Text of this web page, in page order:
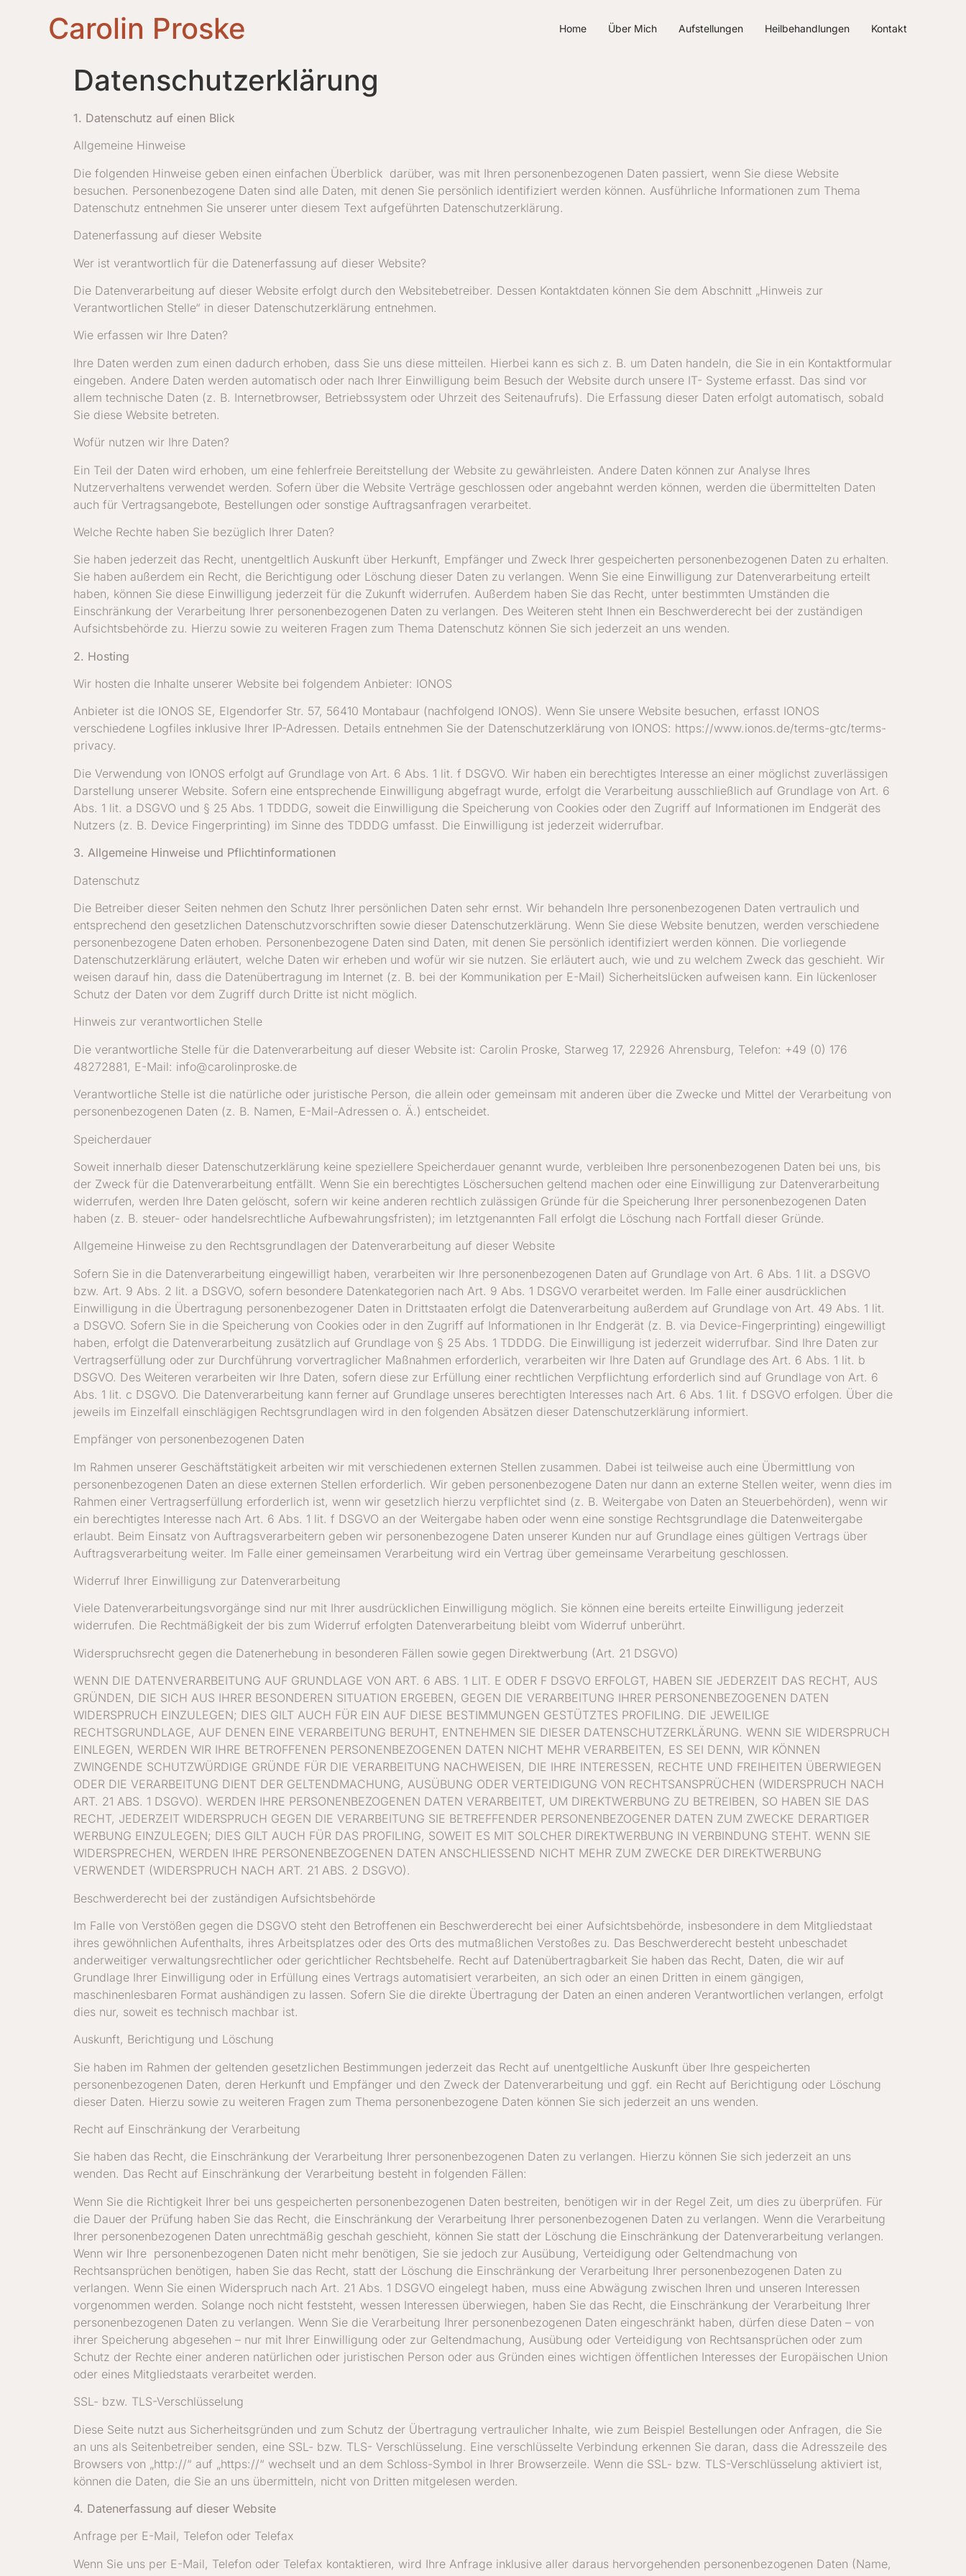
Carolin Proske Home Über Mich Aufstellungen Heilbehandlungen Kontakt
Datenschutzerklärung
1. Datenschutz auf einen Blick
Allgemeine Hinweise
Die folgenden Hinweise geben einen einfachen Überblick darüber, was mit Ihren personenbezogenen Daten passiert, wenn Sie diese Website
besuchen. Personenbezogene Daten sind alle Daten, mit denen Sie persönlich identifiziert werden können. Ausführliche Informationen zum Thema
Datenschutz entnehmen Sie unserer unter diesem Text aufgeführten Datenschutzerklärung.
Datenerfassung auf dieser Website
Wer ist verantwortlich für die Datenerfassung auf dieser Website?
Die Datenverarbeitung auf dieser Website erfolgt durch den Websitebetreiber. Dessen Kontaktdaten können Sie dem Abschnitt „Hinweis zur
Verantwortlichen Stelle“ in dieser Datenschutzerklärung entnehmen.
Wie erfassen wir Ihre Daten?
Ihre Daten werden zum einen dadurch erhoben, dass Sie uns diese mitteilen. Hierbei kann es sich z. B. um Daten handeln, die Sie in ein Kontaktformular
eingeben. Andere Daten werden automatisch oder nach Ihrer Einwilligung beim Besuch der Website durch unsere IT- Systeme erfasst. Das sind vor
allem technische Daten (z. B. Internetbrowser, Betriebssystem oder Uhrzeit des Seitenaufrufs). Die Erfassung dieser Daten erfolgt automatisch, sobald
Sie diese Website betreten.
Wofür nutzen wir Ihre Daten?
Ein Teil der Daten wird erhoben, um eine fehlerfreie Bereitstellung der Website zu gewährleisten. Andere Daten können zur Analyse Ihres
Nutzerverhaltens verwendet werden. Sofern über die Website Verträge geschlossen oder angebahnt werden können, werden die übermittelten Daten
auch für Vertragsangebote, Bestellungen oder sonstige Auftragsanfragen verarbeitet.
Welche Rechte haben Sie bezüglich Ihrer Daten?
Sie haben jederzeit das Recht, unentgeltlich Auskunft über Herkunft, Empfänger und Zweck Ihrer gespeicherten personenbezogenen Daten zu erhalten.
Sie haben außerdem ein Recht, die Berichtigung oder Löschung dieser Daten zu verlangen. Wenn Sie eine Einwilligung zur Datenverarbeitung erteilt
haben, können Sie diese Einwilligung jederzeit für die Zukunft widerrufen. Außerdem haben Sie das Recht, unter bestimmten Umständen die
Einschränkung der Verarbeitung Ihrer personenbezogenen Daten zu verlangen. Des Weiteren steht Ihnen ein Beschwerderecht bei der zuständigen
Aufsichtsbehörde zu. Hierzu sowie zu weiteren Fragen zum Thema Datenschutz können Sie sich jederzeit an uns wenden.
2. Hosting
Wir hosten die Inhalte unserer Website bei folgendem Anbieter: IONOS
Anbieter ist die IONOS SE, Elgendorfer Str. 57, 56410 Montabaur (nachfolgend IONOS). Wenn Sie unsere Website besuchen, erfasst IONOS
verschiedene Logfiles inklusive Ihrer IP-Adressen. Details entnehmen Sie der Datenschutzerklärung von IONOS: https://www.ionos.de/terms-gtc/terms-
privacy.
Die Verwendung von IONOS erfolgt auf Grundlage von Art. 6 Abs. 1 lit. f DSGVO. Wir haben ein berechtigtes Interesse an einer möglichst zuverlässigen
Darstellung unserer Website. Sofern eine entsprechende Einwilligung abgefragt wurde, erfolgt die Verarbeitung ausschließlich auf Grundlage von Art. 6
Abs. 1 lit. a DSGVO und § 25 Abs. 1 TDDDG, soweit die Einwilligung die Speicherung von Cookies oder den Zugriff auf Informationen im Endgerät des
Nutzers (z. B. Device Fingerprinting) im Sinne des TDDDG umfasst. Die Einwilligung ist jederzeit widerrufbar.
3. Allgemeine Hinweise und Pflichtinformationen
Datenschutz
Die Betreiber dieser Seiten nehmen den Schutz Ihrer persönlichen Daten sehr ernst. Wir behandeln Ihre personenbezogenen Daten vertraulich und
entsprechend den gesetzlichen Datenschutzvorschriften sowie dieser Datenschutzerklärung. Wenn Sie diese Website benutzen, werden verschiedene
personenbezogene Daten erhoben. Personenbezogene Daten sind Daten, mit denen Sie persönlich identifiziert werden können. Die vorliegende
Datenschutzerklärung erläutert, welche Daten wir erheben und wofür wir sie nutzen. Sie erläutert auch, wie und zu welchem Zweck das geschieht. Wir
weisen darauf hin, dass die Datenübertragung im Internet (z. B. bei der Kommunikation per E-Mail) Sicherheitslücken aufweisen kann. Ein lückenloser
Schutz der Daten vor dem Zugriff durch Dritte ist nicht möglich.
Hinweis zur verantwortlichen Stelle
Die verantwortliche Stelle für die Datenverarbeitung auf dieser Website ist: Carolin Proske, Starweg 17, 22926 Ahrensburg, Telefon: +49 (0) 176
48272881, E-Mail: info@carolinproske.de
Verantwortliche Stelle ist die natürliche oder juristische Person, die allein oder gemeinsam mit anderen über die Zwecke und Mittel der Verarbeitung von
personenbezogenen Daten (z. B. Namen, E-Mail-Adressen o. Ä.) entscheidet.
Speicherdauer
Soweit innerhalb dieser Datenschutzerklärung keine speziellere Speicherdauer genannt wurde, verbleiben Ihre personenbezogenen Daten bei uns, bis
der Zweck für die Datenverarbeitung entfällt. Wenn Sie ein berechtigtes Löschersuchen geltend machen oder eine Einwilligung zur Datenverarbeitung
widerrufen, werden Ihre Daten gelöscht, sofern wir keine anderen rechtlich zulässigen Gründe für die Speicherung Ihrer personenbezogenen Daten
haben (z. B. steuer- oder handelsrechtliche Aufbewahrungsfristen); im letztgenannten Fall erfolgt die Löschung nach Fortfall dieser Gründe.
Allgemeine Hinweise zu den Rechtsgrundlagen der Datenverarbeitung auf dieser Website
Sofern Sie in die Datenverarbeitung eingewilligt haben, verarbeiten wir Ihre personenbezogenen Daten auf Grundlage von Art. 6 Abs. 1 lit. a DSGVO
bzw. Art. 9 Abs. 2 lit. a DSGVO, sofern besondere Datenkategorien nach Art. 9 Abs. 1 DSGVO verarbeitet werden. Im Falle einer ausdrücklichen
Einwilligung in die Übertragung personenbezogener Daten in Drittstaaten erfolgt die Datenverarbeitung außerdem auf Grundlage von Art. 49 Abs. 1 lit.
a DSGVO. Sofern Sie in die Speicherung von Cookies oder in den Zugriff auf Informationen in Ihr Endgerät (z. B. via Device-Fingerprinting) eingewilligt
haben, erfolgt die Datenverarbeitung zusätzlich auf Grundlage von § 25 Abs. 1 TDDDG. Die Einwilligung ist jederzeit widerrufbar. Sind Ihre Daten zur
Vertragserfüllung oder zur Durchführung vorvertraglicher Maßnahmen erforderlich, verarbeiten wir Ihre Daten auf Grundlage des Art. 6 Abs. 1 lit. b
DSGVO. Des Weiteren verarbeiten wir Ihre Daten, sofern diese zur Erfüllung einer rechtlichen Verpflichtung erforderlich sind auf Grundlage von Art. 6
Abs. 1 lit. c DSGVO. Die Datenverarbeitung kann ferner auf Grundlage unseres berechtigten Interesses nach Art. 6 Abs. 1 lit. f DSGVO erfolgen. Über die
jeweils im Einzelfall einschlägigen Rechtsgrundlagen wird in den folgenden Absätzen dieser Datenschutzerklärung informiert.
Empfänger von personenbezogenen Daten
Im Rahmen unserer Geschäftstätigkeit arbeiten wir mit verschiedenen externen Stellen zusammen. Dabei ist teilweise auch eine Übermittlung von
personenbezogenen Daten an diese externen Stellen erforderlich. Wir geben personenbezogene Daten nur dann an externe Stellen weiter, wenn dies im
Rahmen einer Vertragserfüllung erforderlich ist, wenn wir gesetzlich hierzu verpflichtet sind (z. B. Weitergabe von Daten an Steuerbehörden), wenn wir
ein berechtigtes Interesse nach Art. 6 Abs. 1 lit. f DSGVO an der Weitergabe haben oder wenn eine sonstige Rechtsgrundlage die Datenweitergabe
erlaubt. Beim Einsatz von Auftragsverarbeitern geben wir personenbezogene Daten unserer Kunden nur auf Grundlage eines gültigen Vertrags über
Auftragsverarbeitung weiter. Im Falle einer gemeinsamen Verarbeitung wird ein Vertrag über gemeinsame Verarbeitung geschlossen.
Widerruf Ihrer Einwilligung zur Datenverarbeitung
Viele Datenverarbeitungsvorgänge sind nur mit Ihrer ausdrücklichen Einwilligung möglich. Sie können eine bereits erteilte Einwilligung jederzeit
widerrufen. Die Rechtmäßigkeit der bis zum Widerruf erfolgten Datenverarbeitung bleibt vom Widerruf unberührt.
Widerspruchsrecht gegen die Datenerhebung in besonderen Fällen sowie gegen Direktwerbung (Art. 21 DSGVO)
WENN DIE DATENVERARBEITUNG AUF GRUNDLAGE VON ART. 6 ABS. 1 LIT. E ODER F DSGVO ERFOLGT, HABEN SIE JEDERZEIT DAS RECHT, AUS
GRÜNDEN, DIE SICH AUS IHRER BESONDEREN SITUATION ERGEBEN, GEGEN DIE VERARBEITUNG IHRER PERSONENBEZOGENEN DATEN
WIDERSPRUCH EINZULEGEN; DIES GILT AUCH FÜR EIN AUF DIESE BESTIMMUNGEN GESTÜTZTES PROFILING. DIE JEWEILIGE
RECHTSGRUNDLAGE, AUF DENEN EINE VERARBEITUNG BERUHT, ENTNEHMEN SIE DIESER DATENSCHUTZERKLÄRUNG. WENN SIE WIDERSPRUCH
EINLEGEN, WERDEN WIR IHRE BETROFFENEN PERSONENBEZOGENEN DATEN NICHT MEHR VERARBEITEN, ES SEI DENN, WIR KÖNNEN
ZWINGENDE SCHUTZWÜRDIGE GRÜNDE FÜR DIE VERARBEITUNG NACHWEISEN, DIE IHRE INTERESSEN, RECHTE UND FREIHEITEN ÜBERWIEGEN
ODER DIE VERARBEITUNG DIENT DER GELTENDMACHUNG, AUSÜBUNG ODER VERTEIDIGUNG VON RECHTSANSPRÜCHEN (WIDERSPRUCH NACH
ART. 21 ABS. 1 DSGVO). WERDEN IHRE PERSONENBEZOGENEN DATEN VERARBEITET, UM DIREKTWERBUNG ZU BETREIBEN, SO HABEN SIE DAS
RECHT, JEDERZEIT WIDERSPRUCH GEGEN DIE VERARBEITUNG SIE BETREFFENDER PERSONENBEZOGENER DATEN ZUM ZWECKE DERARTIGER
WERBUNG EINZULEGEN; DIES GILT AUCH FÜR DAS PROFILING, SOWEIT ES MIT SOLCHER DIREKTWERBUNG IN VERBINDUNG STEHT. WENN SIE
WIDERSPRECHEN, WERDEN IHRE PERSONENBEZOGENEN DATEN ANSCHLIESSEND NICHT MEHR ZUM ZWECKE DER DIREKTWERBUNG
VERWENDET (WIDERSPRUCH NACH ART. 21 ABS. 2 DSGVO).
Beschwerderecht bei der zuständigen Aufsichtsbehörde
Im Falle von Verstößen gegen die DSGVO steht den Betroffenen ein Beschwerderecht bei einer Aufsichtsbehörde, insbesondere in dem Mitgliedstaat
ihres gewöhnlichen Aufenthalts, ihres Arbeitsplatzes oder des Orts des mutmaßlichen Verstoßes zu. Das Beschwerderecht besteht unbeschadet
anderweitiger verwaltungsrechtlicher oder gerichtlicher Rechtsbehelfe. Recht auf Datenübertragbarkeit Sie haben das Recht, Daten, die wir auf
Grundlage Ihrer Einwilligung oder in Erfüllung eines Vertrags automatisiert verarbeiten, an sich oder an einen Dritten in einem gängigen,
maschinenlesbaren Format aushändigen zu lassen. Sofern Sie die direkte Übertragung der Daten an einen anderen Verantwortlichen verlangen, erfolgt
dies nur, soweit es technisch machbar ist.
Auskunft, Berichtigung und Löschung
Sie haben im Rahmen der geltenden gesetzlichen Bestimmungen jederzeit das Recht auf unentgeltliche Auskunft über Ihre gespeicherten
personenbezogenen Daten, deren Herkunft und Empfänger und den Zweck der Datenverarbeitung und ggf. ein Recht auf Berichtigung oder Löschung
dieser Daten. Hierzu sowie zu weiteren Fragen zum Thema personenbezogene Daten können Sie sich jederzeit an uns wenden.
Recht auf Einschränkung der Verarbeitung
Sie haben das Recht, die Einschränkung der Verarbeitung Ihrer personenbezogenen Daten zu verlangen. Hierzu können Sie sich jederzeit an uns
wenden. Das Recht auf Einschränkung der Verarbeitung besteht in folgenden Fällen:
Wenn Sie die Richtigkeit Ihrer bei uns gespeicherten personenbezogenen Daten bestreiten, benötigen wir in der Regel Zeit, um dies zu überprüfen. Für
die Dauer der Prüfung haben Sie das Recht, die Einschränkung der Verarbeitung Ihrer personenbezogenen Daten zu verlangen. Wenn die Verarbeitung
Ihrer personenbezogenen Daten unrechtmäßig geschah geschieht, können Sie statt der Löschung die Einschränkung der Datenverarbeitung verlangen.
Wenn wir Ihre personenbezogenen Daten nicht mehr benötigen, Sie sie jedoch zur Ausübung, Verteidigung oder Geltendmachung von
Rechtsansprüchen benötigen, haben Sie das Recht, statt der Löschung die Einschränkung der Verarbeitung Ihrer personenbezogenen Daten zu
verlangen. Wenn Sie einen Widerspruch nach Art. 21 Abs. 1 DSGVO eingelegt haben, muss eine Abwägung zwischen Ihren und unseren Interessen
vorgenommen werden. Solange noch nicht feststeht, wessen Interessen überwiegen, haben Sie das Recht, die Einschränkung der Verarbeitung Ihrer
personenbezogenen Daten zu verlangen. Wenn Sie die Verarbeitung Ihrer personenbezogenen Daten eingeschränkt haben, dürfen diese Daten – von
ihrer Speicherung abgesehen – nur mit Ihrer Einwilligung oder zur Geltendmachung, Ausübung oder Verteidigung von Rechtsansprüchen oder zum
Schutz der Rechte einer anderen natürlichen oder juristischen Person oder aus Gründen eines wichtigen öffentlichen Interesses der Europäischen Union
oder eines Mitgliedstaats verarbeitet werden.
SSL- bzw. TLS-Verschlüsselung
Diese Seite nutzt aus Sicherheitsgründen und zum Schutz der Übertragung vertraulicher Inhalte, wie zum Beispiel Bestellungen oder Anfragen, die Sie
an uns als Seitenbetreiber senden, eine SSL- bzw. TLS- Verschlüsselung. Eine verschlüsselte Verbindung erkennen Sie daran, dass die Adresszeile des
Browsers von „http://“ auf „https://“ wechselt und an dem Schloss-Symbol in Ihrer Browserzeile. Wenn die SSL- bzw. TLS-Verschlüsselung aktiviert ist,
können die Daten, die Sie an uns übermitteln, nicht von Dritten mitgelesen werden.
4. Datenerfassung auf dieser Website
Anfrage per E-Mail, Telefon oder Telefax
Wenn Sie uns per E-Mail, Telefon oder Telefax kontaktieren, wird Ihre Anfrage inklusive aller daraus hervorgehenden personenbezogenen Daten (Name,